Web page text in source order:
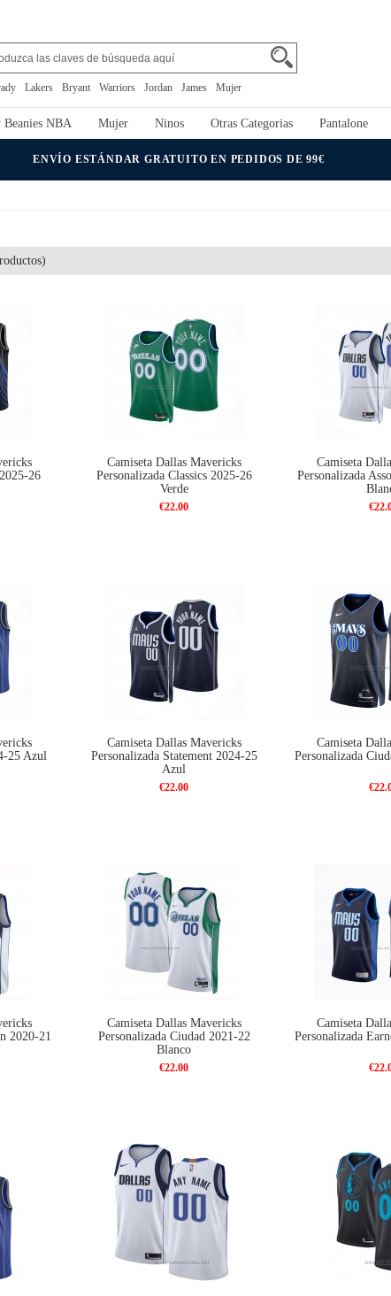
Lakers Bryant Warriors Jordan James Mujer
Beanies NBA Mujer Ninos Otras Categorias Pantalone
ENVÍO ESTÁNDAR GRATUITO EN PEDIDOS DE 99€
26
Camiseta Dallas Mavericks
Personalizada Classics 2025-26
Verde
€22.00
Camiseta
Personalizada
25 Azul
Camiseta Dallas Mavericks
Personalizada Statement 2024-25
Azul
€22.00
Camiseta
Personalizada
2020-21
Camiseta Dallas Mavericks
Personalizada Ciudad 2021-22
Blanco
€22.00
Camiseta
Personalizada